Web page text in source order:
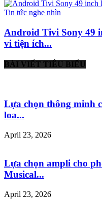
Tin tức nghe nhìn
Android Tivi Sony 49
vi tiện ích...
BÀI VIẾT TIÊU BIỂU
Lựa chọn thông minh
loa...
April 23, 2026
Lựa chọn ampli cho
Musical...
April 23, 2026